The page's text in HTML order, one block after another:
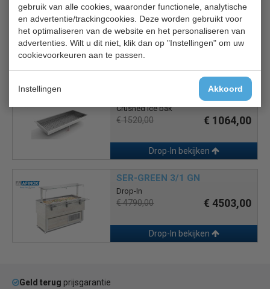
gebruik van alle cookies, waaronder functionele, analytische
en advertentie/trackingcookies. Deze worden gebruikt voor
het optimaliseren van de website en het personaliseren van
advertenties. Wilt u dit niet, klik dan op "Instellingen" om uw
cookievoorkeuren aan te passen.
Instellingen Akkoord
CS 7013.2700
Crushed Ice bak
€ 950,00 € 665,00
Drop-In bekijken
Crushed Ice bak
€ 1520,00 € 1064,00
Drop-In bekijken
SER-GREEN 3/1 GN
Drop-In
€ 4790,00 € 4503,00
Drop-In bekijken
Geld terug prijsgarantie